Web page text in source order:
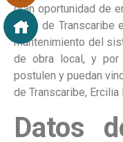
gran oportunidad de
parte de Transcaribe
mantenimiento del
de obra local, y
postulen y puedan
de Transcaribe,
Datos